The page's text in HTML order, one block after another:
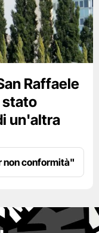
Raffaele
stato
un'altra
non conformità"